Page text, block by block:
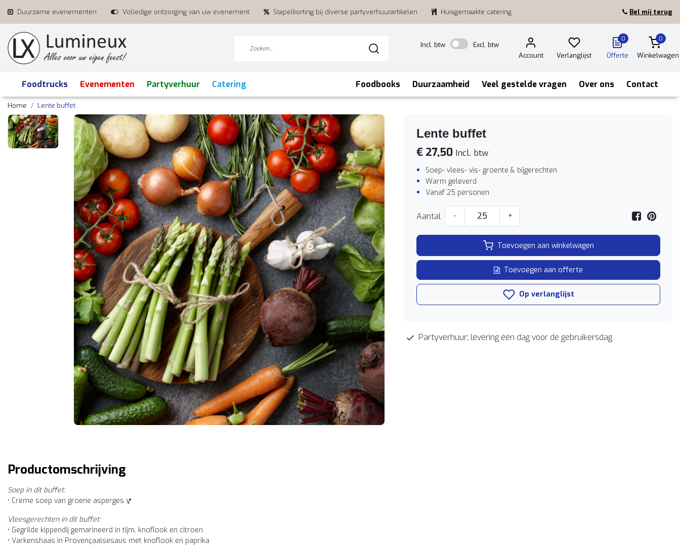
Duurzame evenementen Volledige ontzorging van uw evenement Stapelkorting bij diverse partyverhuurartikelen Huisgemaakte catering Bel mij terug
Incl. btw
Excl. btw
Account
Verlanglijst
0
Offerte
0
Winkelwagen
Foodtrucks Evenementen Partyverhuur Catering Foodbooks Duurzaamheid Veel gestelde vragen Over ons Contact
Home Lente buffet
Lente buffet
€ 27,50 Incl. btw
Soep- vlees- vis- groente & bijgerechten
Warm geleverd
Vanaf 25 personen
Aantal - +
Toevoegen aan winkelwagen
Toevoegen aan offerte
Op verlanglijst
Partyverhuur; levering één dag voor de gebruikersdag
Productomschrijving
Soep in dit buffet:
• Crème soep van groene asperges
Vleesgerechten in dit buffet:
• Gegrilde kippendij gemarineerd in tijm, knoflook en citroen
• Varkenshaas in Provençaalsesaus met knoflook en paprika